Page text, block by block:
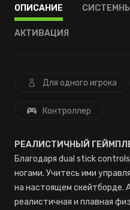
ОПИСАНИЕ
АКТИВАЦИЯ
Для одного игрока
Контроллер
РЕАЛИСТИЧНЫЙ
Благодаря dual stick
ногами. Учитесь ими
на настоящем скейтборде.
реалистичная и плавная